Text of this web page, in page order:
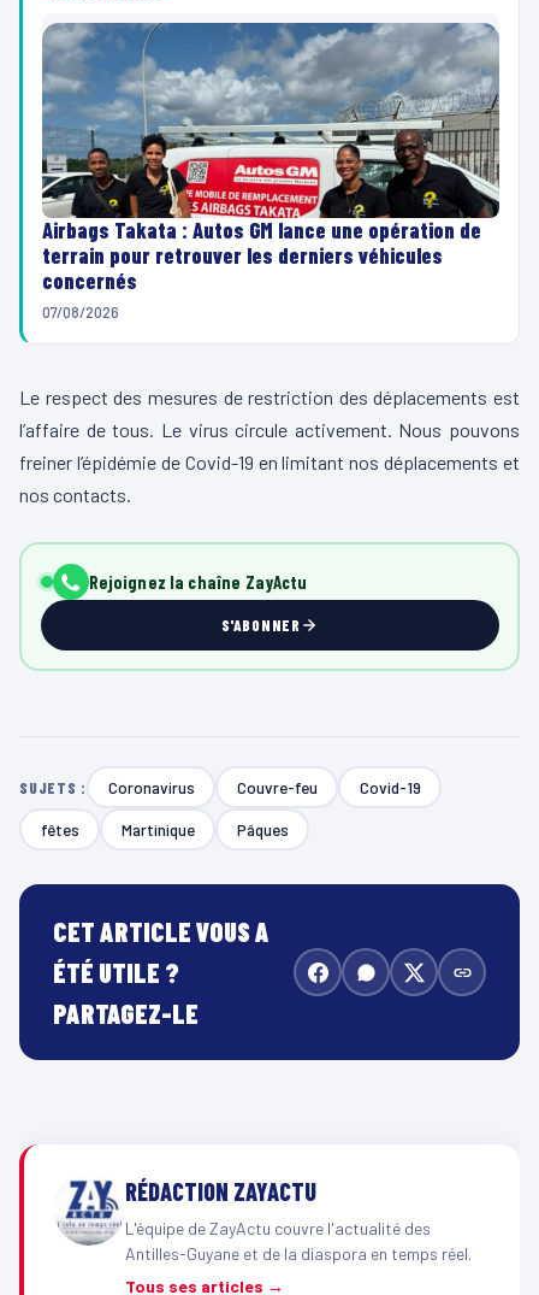
Airbags Takata : Autos GM lance une opération de
terrain pour retrouver les derniers véhicules
concernés
07/08/2026
Le respect des mesures de restriction des déplacements est
l’affaire de tous. Le virus circule activement. Nous pouvons
freiner l’épidémie de Covid-19 en limitant nos déplacements et
nos contacts.
Rejoignez la chaîne ZayActu
S'ABONNER
SUJETS : Coronavirus Couvre-feu Covid-19
fêtes Martinique Pâques
CET ARTICLE VOUS A
ÉTÉ UTILE ?
PARTAGEZ-LE
RÉDACTION ZAYACTU
L'équipe de ZayActu couvre l'actualité des
Antilles-Guyane et de la diaspora en temps réel.
Tous ses articles →